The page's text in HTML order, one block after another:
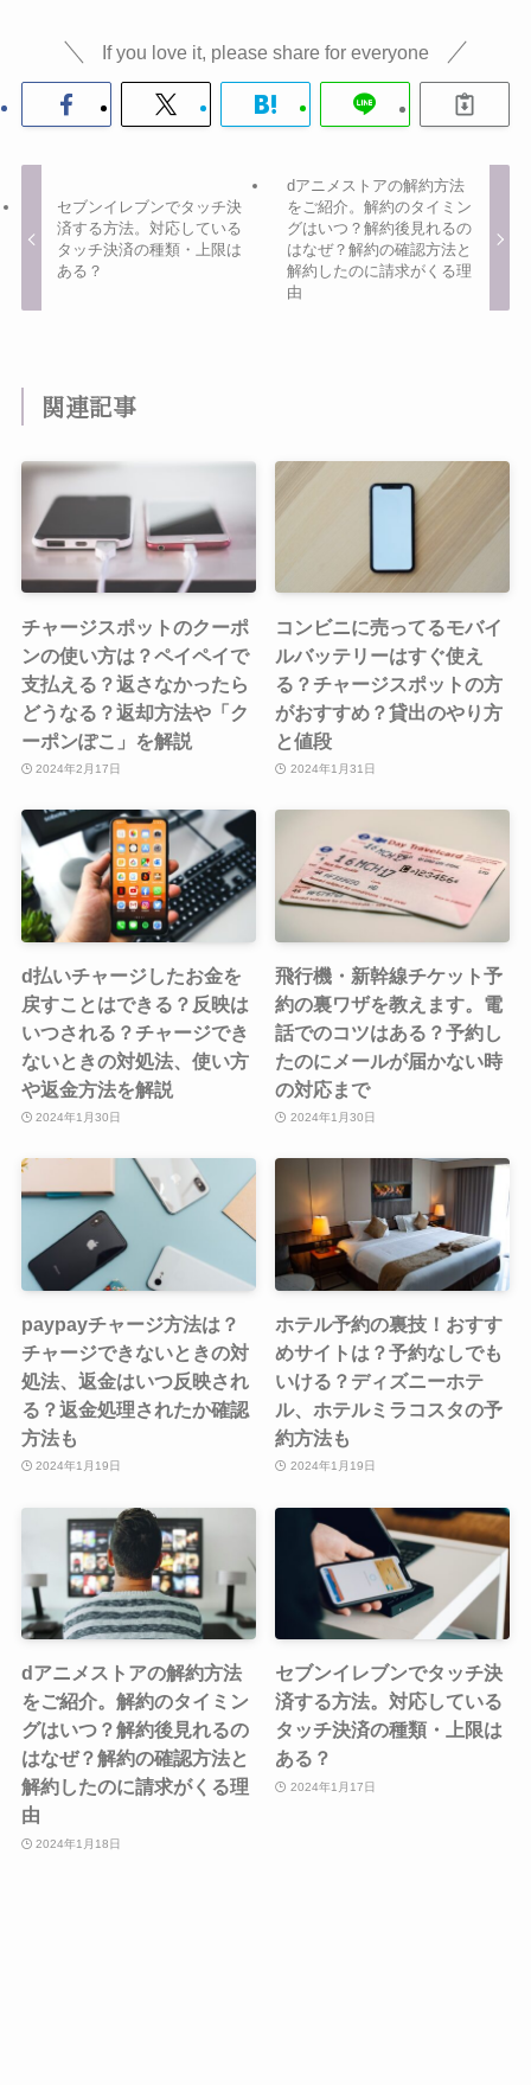
If you love it, please share for everyone
セブンイレブンでタッチ決
済する方法。対応している
タッチ決済の種類・上限は
ある？
dアニメストアの解約方法
をご紹介。解約のタイミン
グはいつ？解約後見れるの
はなぜ？解約の確認方法と
解約したのに請求がくる理
由
関連記事
チャージスポットのクーポ
ンの使い方は？ペイペイで
支払える？返さなかったら
どうなる？返却方法や「ク
ーポンぽこ」を解説
2024年2月17日
コンビニに売ってるモバイ
ルバッテリーはすぐ使え
る？チャージスポットの方
がおすすめ？貸出のやり方
と値段
2024年1月31日
d払いチャージしたお金を
戻すことはできる？反映は
いつされる？チャージでき
ないときの対処法、使い方
や返金方法を解説
2024年1月30日
飛行機・新幹線チケット予
約の裏ワザを教えます。電
話でのコツはある？予約し
たのにメールが届かない時
の対応まで
2024年1月30日
paypayチャージ方法は？
チャージできないときの対
処法、返金はいつ反映され
る？返金処理されたか確認
方法も
2024年1月19日
ホテル予約の裏技！おすす
めサイトは？予約なしでも
いける？ディズニーホテ
ル、ホテルミラコスタの予
約方法も
2024年1月19日
dアニメストアの解約方法
をご紹介。解約のタイミン
グはいつ？解約後見れるの
はなぜ？解約の確認方法と
解約したのに請求がくる理
由
2024年1月18日
セブンイレブンでタッチ決
済する方法。対応している
タッチ決済の種類・上限は
ある？
2024年1月17日